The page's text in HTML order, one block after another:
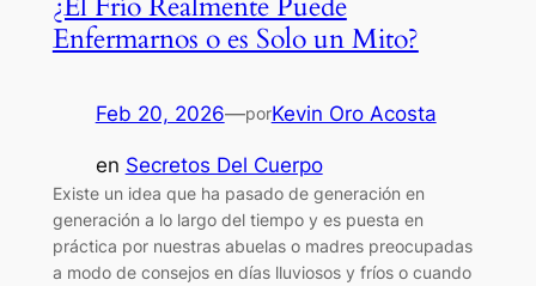
Enfermarnos o es Solo un Mito?
Feb 20, 2026—porKevin Oro Acosta
en Secretos Del Cuerpo
Existe un idea que ha pasado de generación en
generación a lo largo del tiempo y es puesta en
práctica por nuestras abuelas o madres preocupadas
a modo de consejos en días lluviosos y fríos o cuando